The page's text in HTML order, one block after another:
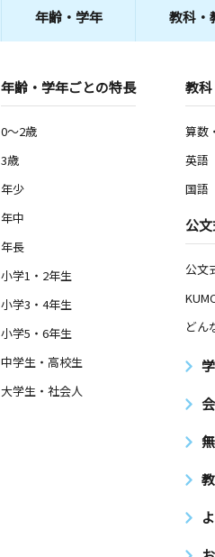
年齢・学年 教科・
年齢・学年ごとの特長
0～2歳
3歳
年少
年中
年長
小学1・2年生
小学3・4年生
小学5・6年生
中学生・高校生
大学生・社会人
教
算数
英語
国語
公
公文
どん